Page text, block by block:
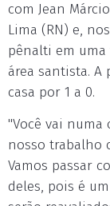
com Jean
Lima (RN) e,
pênalti em uma
área santista.
casa por 1 a 0.
"Você vai numa
nosso trabalho
Vamos passar
deles, pois é